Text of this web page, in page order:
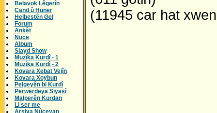
Belavok Lêgerîn
Cand û Huner
Helbestên Gel
Forum
Ankêt
Nuce
Album
Slayd Show
Muzîka Kurdî - 1
Muzîka Kurdî - 2
Kovara Xebat Vejîn
Kovara Xoybun
Pelgeyên bi Kurdî
Perwerdeya Siyasî
Malperên Kurdan
Li ser me
Arsiva Nûceyan
(11945 car hat